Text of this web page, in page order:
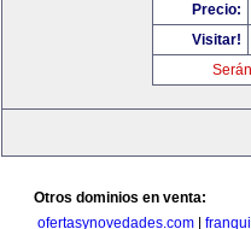
Precio:
Visitar!
Otros dominios en venta:
ofertasynovedades.com|